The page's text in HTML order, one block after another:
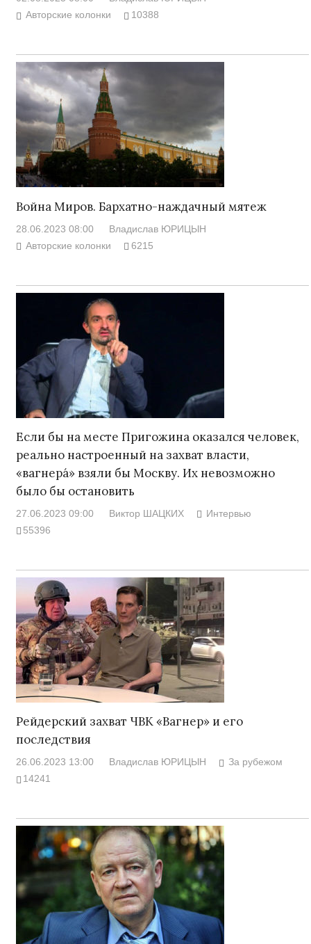
Авторские колонки
10388
Война Миров. Бархатно-наждачный мятеж
28.06.2023 08:00
Владислав ЮРИЦЫН
Авторские колонки
6215
Если бы на месте Пригожина оказался человек,
реально настроенный на захват власти,
«вагнера́» взяли бы Москву. Их невозможно
было бы остановить
27.06.2023 09:00 Виктор ШАЦКИХ
Интервью
55396
Рейдерский захват ЧВК «Вагнер» и его
последствия
26.06.2023 13:00 Владислав ЮРИЦЫН
За рубежом
14241